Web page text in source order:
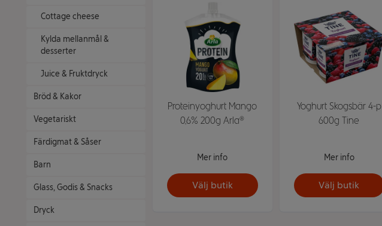
Cottage cheese
Kylda mellanmål &
desserter
Juice & Fruktdryck
Bröd & Kakor
Vegetariskt
Färdigmat & Såser
Barn
Glass, Godis & Snacks
Dryck
Proteinyoghurt Mango
0,6% 200g Arla®
Mer info
Välj butik
Yoghurt Skogsbär 4-p
600g Tine
Mer info
Välj butik